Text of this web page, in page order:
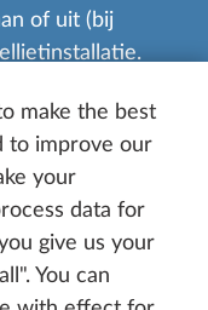
make the best
to improve our
your
data for
give us your
You can
of uit (bij
u de airco in de